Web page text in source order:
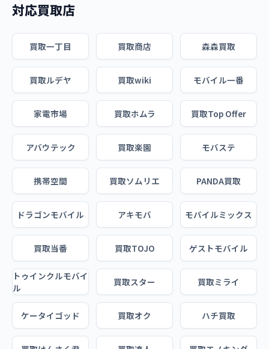
対応買取店
買取一丁目 買取商店 森森買取
買取ルデヤ 買取wiki モバイル一番
家電市場 買取ホムラ 買取Top Offer
アバウテック 買取楽園 モバステ
携帯空間 買取ソムリエ PANDA買取
ドラゴンモバイル アキモバ モバイルミックス
買取当番 買取TOJO ゲストモバイル
トゥインクルモバイ
ル
買取スター 買取ミライ
ケータイゴッド 買取オク ハチ買取